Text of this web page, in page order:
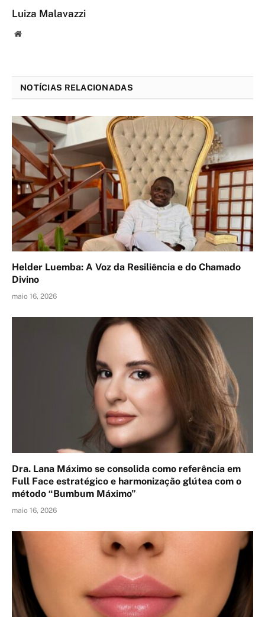
Luiza Malavazzi
Website
NOTÍCIAS RELACIONADAS
Helder Luemba: A Voz da Resiliência e do Chamado
Divino
maio 16, 2026
Dra. Lana Máximo se consolida como referência em
Full Face estratégico e harmonização glútea com o
método “Bumbum Máximo”
maio 16, 2026